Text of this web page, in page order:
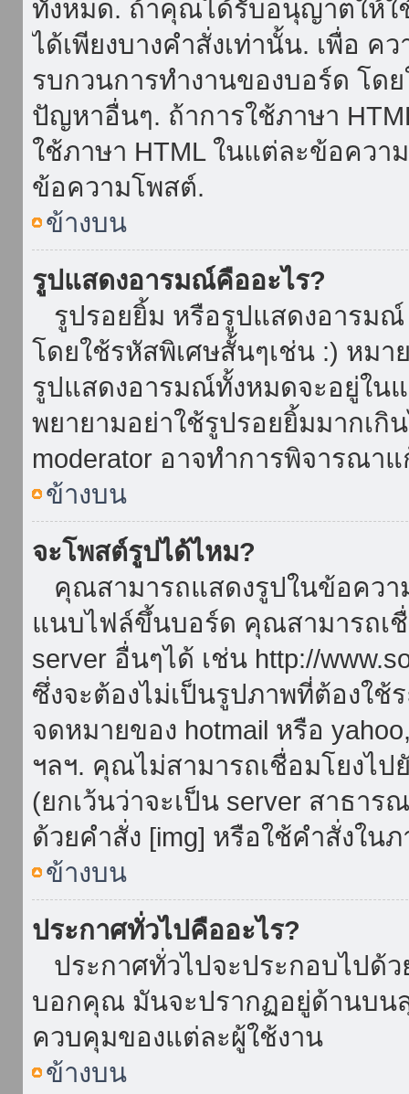
ทั้งหมด. ถ้าคุณได้รับอนุญาตให้ใ
ได้เพียงบางคำสั่งเท่านั้น. เพื่อ
รบกวนการทำงานของบอร์ด โด
ปัญหาอื่นๆ. ถ้าการใช้ภาษา
ใช้ภาษา HTML ในแต่ละข้อคว
ข้อความโพสต์.
ข้างบน
รูปแสดงอารมณ์คืออะไร?
รูปรอยยิ้ม หรือรูปแสดงอารมณ์
โดยใช้รหัสพิเศษสั้นๆเช่น :) หมา
รูปแสดงอารมณ์ทั้งหมดจะอยู่ใ
พยายามอย่าใช้รูปรอยยิ้มมากเกิ
moderator อาจทำการพิจารณา
ข้างบน
จะโพสต์รูปได้ไหม?
คุณสามารถแสดงรูปในข้อคว
แนบไฟล์ขึ้นบอร์ด คุณสามารถเชื่
server อื่นๆได้ เช่น http://
ซึ่งจะต้องไม่เป็นรูปภาพที่ต้องใ
จดหมายของ hotmail หรือ
ฯลฯ. คุณไม่สามารถเชื่อมโยงไ
(ยกเว้นว่าจะเป็น server สาธาร
ด้วยคำสั่ง [img] หรือใช้คำสั่งใ
ข้างบน
ประกาศทั่วไปคืออะไร?
ประกาศทั่วไปจะประกอบไปด้
บอกคุณ มันจะปรากฏอยู่ด้านบน
ควบคุมของแต่ละผู้ใช้งาน
ข้างบน